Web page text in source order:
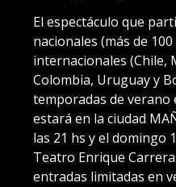
El espectáculo que
nacionales (más de
internacionales (Chile,
Colombia, Uruguay y
temporadas de verano
estará en la ciudad
las 21 hs y el domingo
Teatro Enrique
entradas limitadas en